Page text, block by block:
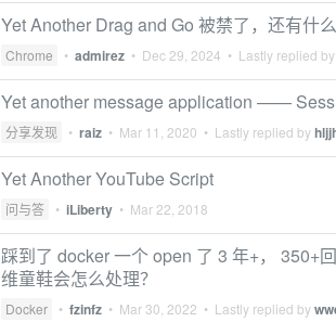
Yet Another Drag and Go 被禁了，还有什
Chrome • admirez • Dec 29, 2024 • Lastly replied by
Yet another message application ——
分享发现 • raiz • Mar 11, 2020 • Lastly replied by
Yet Another YouTube Script
问与答 • iLiberty • Mar 22, 2018
踩到了 docker 一个 open 了 3 年+， 350+
维童鞋会怎么处理？
Docker • fzinfz • Mar 30, 2022 • Lastly replied by